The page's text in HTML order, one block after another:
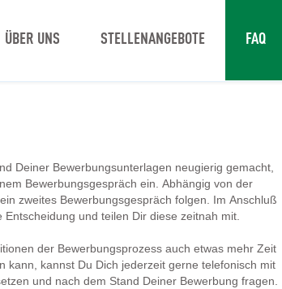
ÜBER UNS STELLENANGEBOTE FAQ
Deiner Bewerbungsunterlagen neugierig gemacht,
Bewerbungsgespräch ein. Abhängig von der
zweites Bewerbungsgespräch folgen. Im Anschluß
und teilen Dir diese zeitnah mit.
der Bewerbungsprozess auch etwas mehr Zeit
kann, kannst Du Dich jederzeit gerne telefonisch mit
und nach dem Stand Deiner Bewerbung fragen.